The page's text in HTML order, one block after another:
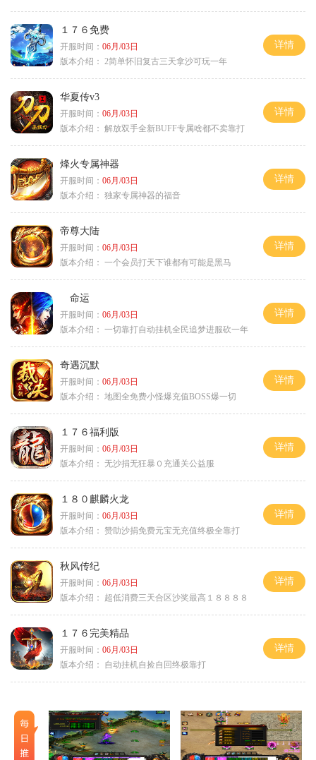
１７６免费
开服时间： 06月/03日
版本介绍： 2简单怀旧复古三天拿沙可玩一年
详情
华夏传v3
开服时间： 06月/03日
版本介绍： 解放双手全新BUFF专属啥都不卖靠打
详情
烽火专属神器
开服时间： 06月/03日
版本介绍： 独家专属神器的福音
详情
帝尊大陆
开服时间： 06月/03日
版本介绍： 一个会员打天下谁都有可能是黑马
详情
命运
开服时间： 06月/03日
版本介绍： 一切靠打自动挂机全民追梦进服砍一年
详情
奇遇沉默
开服时间： 06月/03日
版本介绍： 地图全免费小怪爆充值BOSS爆一切
详情
１７６福利版
开服时间： 06月/03日
版本介绍： 无沙捐无狂暴０充通关公益服
详情
１８０麒麟火龙
开服时间： 06月/03日
版本介绍： 赞助沙捐免费元宝无充值终极全靠打
详情
秋风传纪
开服时间： 06月/03日
版本介绍：
超低消费三天合区沙奖最高１８８８８
详情
１７６完美精品
开服时间： 06月/03日
版本介绍：
自动挂机自捡自回终极靠打
详情